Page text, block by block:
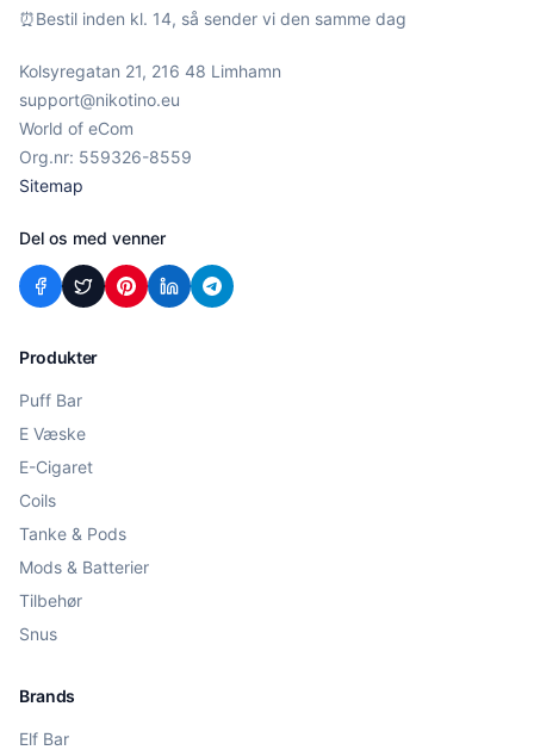
⏰Bestil inden kl. 14, så sender vi den samme dag
Kolsyregatan 21, 216 48 Limhamn
support@nikotino.eu
World of eCom
Org.nr: 559326-8559
Sitemap
Del os med venner
Produkter
Puff Bar
E Væske
E-Cigaret
Coils
Tanke & Pods
Mods & Batterier
Tilbehør
Snus
Brands
Elf Bar